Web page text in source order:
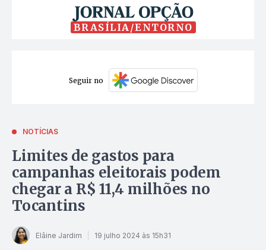
BRASÍLIA/ENTORNO
Seguir no
NOTÍCIAS
Limites de gastos para
campanhas eleitorais podem
chegar a R$ 11,4 milhões no
Tocantins
Elâine Jardim 19 julho 2024 às 15h31